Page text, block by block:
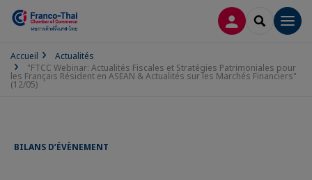
CONNEXION
Accueil
Actualités
"FTCC Webinar: Actualités Fiscales et Stratégies Patrimoniales pour
les Français Résident en ASEAN & Actualités sur les Marchés Financiers"
(12/05)
BILANS D’ÉVÈNEMENT